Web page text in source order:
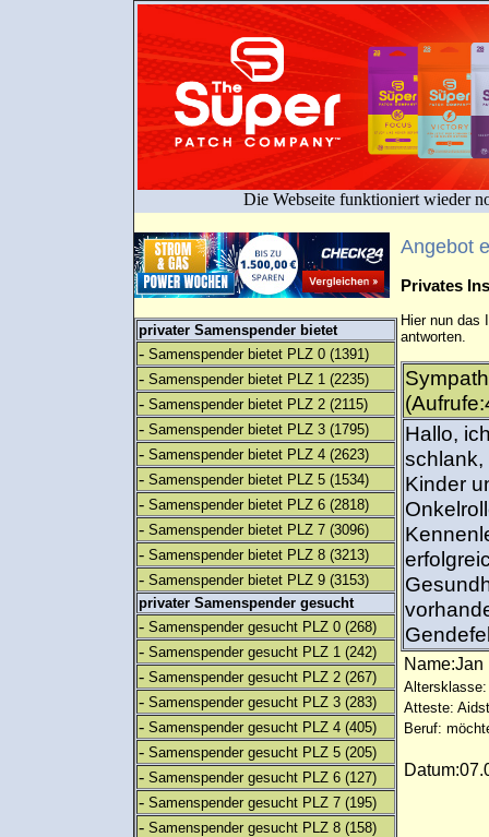
Die Webseite funktioniert wieder
privater Samenspender bietet
- Samenspender bietet PLZ 0 (1391)
- Samenspender bietet PLZ 1 (2235)
- Samenspender bietet PLZ 2 (2115)
- Samenspender bietet PLZ 3 (1795)
- Samenspender bietet PLZ 4 (2623)
- Samenspender bietet PLZ 5 (1534)
- Samenspender bietet PLZ 6 (2818)
- Samenspender bietet PLZ 7 (3096)
- Samenspender bietet PLZ 8 (3213)
- Samenspender bietet PLZ 9 (3153)
privater Samenspender gesucht
- Samenspender gesucht PLZ 0 (268)
- Samenspender gesucht PLZ 1 (242)
- Samenspender gesucht PLZ 2 (267)
- Samenspender gesucht PLZ 3 (283)
- Samenspender gesucht PLZ 4 (405)
- Samenspender gesucht PLZ 5 (205)
- Samenspender gesucht PLZ 6 (127)
- Samenspender gesucht PLZ 7 (195)
- Samenspender gesucht PLZ 8 (158)
Angebot
Privates
Hier nun das
antworten.
Hallo,
schlank,
Kinder
Altersklasse:
Atteste:
Beruf: